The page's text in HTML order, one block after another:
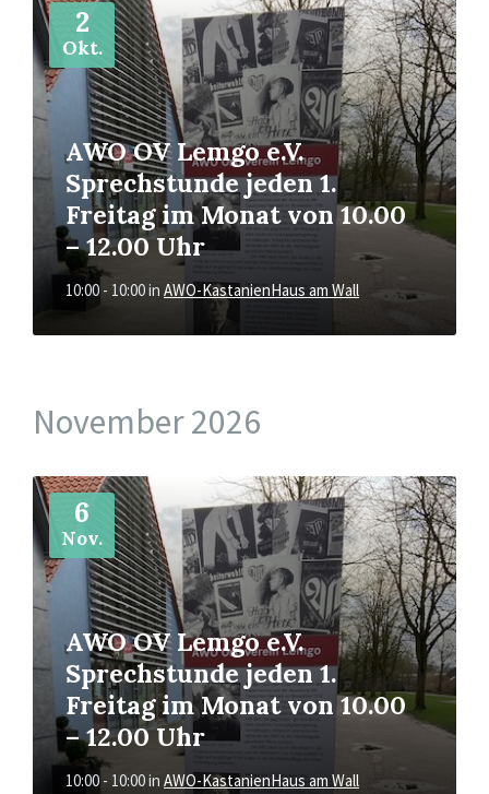
2
Okt.
AWO OV Lemgo e.V.
Sprechstunde jeden 1.
Freitag im Monat von 10.00
– 12.00 Uhr
10:00 - 10:00in AWO-KastanienHaus am Wall
November 2026
6
Nov.
AWO OV Lemgo e.V.
Sprechstunde jeden 1.
Freitag im Monat von 10.00
– 12.00 Uhr
10:00 - 10:00in AWO-KastanienHaus am Wall
Mehr